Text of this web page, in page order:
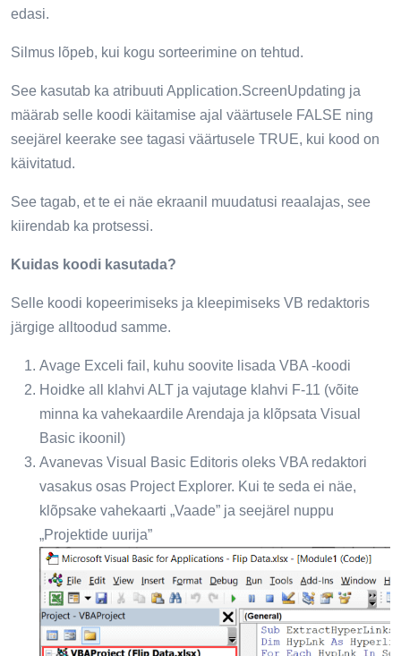
edasi.
Silmus lõpeb, kui kogu sorteerimine on tehtud.
See kasutab ka atribuuti Application.ScreenUpdating ja
määrab selle koodi käitamise ajal väärtusele FALSE ning
seejärel keerake see tagasi väärtusele TRUE, kui kood on
käivitatud.
See tagab, et te ei näe ekraanil muudatusi reaalajas, see
kiirendab ka protsessi.
Kuidas koodi kasutada?
Selle koodi kopeerimiseks ja kleepimiseks VB redaktoris
järgige alltoodud samme.
Avage Exceli fail, kuhu soovite lisada VBA -koodi
Hoidke all klahvi ALT ja vajutage klahvi F-11 (võite
minna ka vahekaardile Arendaja ja klõpsata Visual
Basic ikoonil)
Avanevas Visual Basic Editoris oleks VBA redaktori
vasakus osas Project Explorer. Kui te seda ei näe,
klõpsake vahekaarti „Vaade” ja seejärel nuppu
„Projektide uurija”